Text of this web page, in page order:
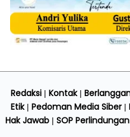
Redaksi| Kontak|
Etik| Pedoman Media Siber|
Hak Jawab SOP